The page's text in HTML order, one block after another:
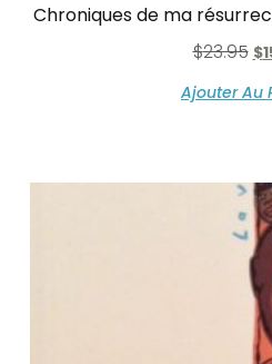
Chroniques de ma
$23.95 $
Ajouter Au